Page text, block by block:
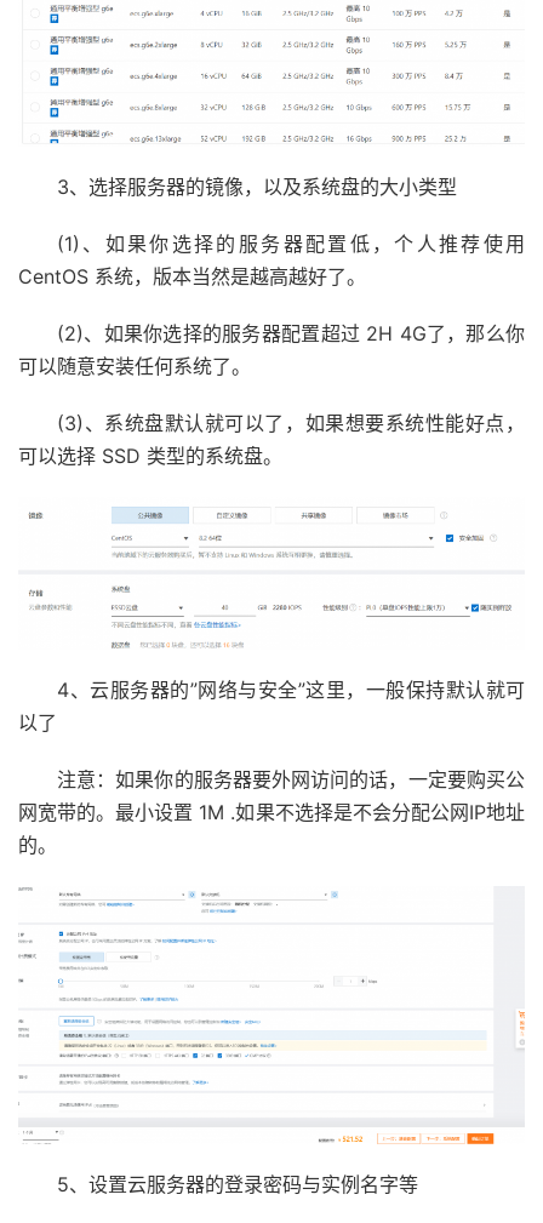
3、选择服务器的镜像，以及系统盘的大小类型
(1)、如果你选择的服务器配置低，个人推荐使用
CentOS 系统，版本当然是越高越好了。
(2)、如果你选择的服务器配置超过 2H 4G了，那么你
可以随意安装任何系统了。
(3)、系统盘默认就可以了，如果想要系统性能好点，
可以选择 SSD 类型的系统盘。
4、云服务器的”网络与安全”这里，一般保持默认就可
以了
注意：如果你的服务器要外网访问的话，一定要购买公
网宽带的。最小设置 1M .如果不选择是不会分配公网IP地址
的。
5、设置云服务器的登录密码与实例名字等